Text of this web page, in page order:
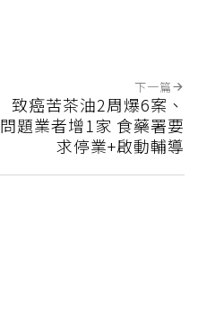
下一篇
致癌苦茶油2周爆6案、
問題業者增1家 食藥署要
求停業+啟動輔導